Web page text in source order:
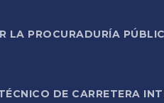
LA PROCURADURÍA
DE CARRETERA